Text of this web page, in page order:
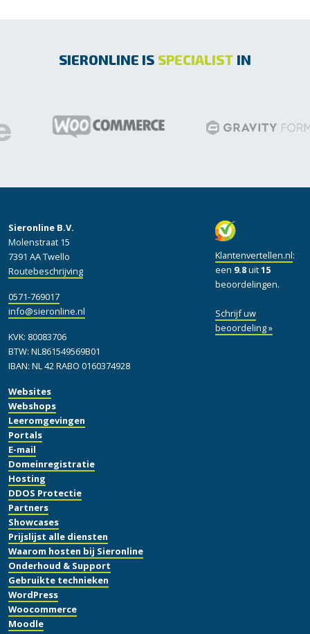
SIERONLINE IS SPECIALIST IN
Websites
Webshops
Leeromgevingen
Portals
E-mail
Domeinregistratie
Hosting
DDOS Protectie
Partners
Showcases
Prijslijst alle diensten
Waarom hosten bij Sieronline
Onderhoud & Support
Gebruikte technieken
WordPress
Woocommerce
Moodle
Klantenvertellen.nl:
een 9.8uit15
beoordelingen.
Schrijf uw
beoordeling »
Sieronline B.V.
Molenstraat 15
7391 AA Twello
Routebeschrijving
0571-769017
info@sieronline.nl
KVK: 80083706
BTW: NL861549569B01
IBAN: NL 42 RABO 0160374928